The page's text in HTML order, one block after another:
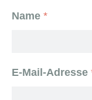
Name *
E-Mail-Adresse